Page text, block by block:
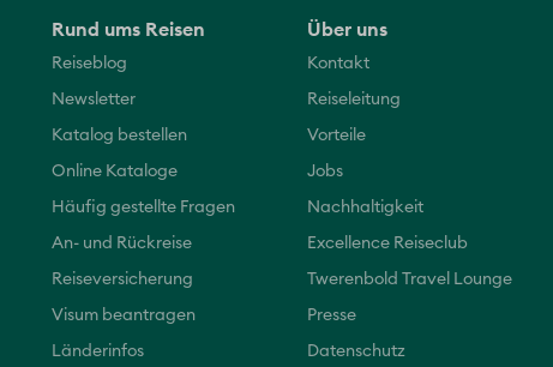
Rund ums Reisen
Reiseblog
Newsletter
Katalog bestellen
Online Kataloge
Häufig gestellte Fragen
An- und Rückreise
Reiseversicherung
Visum beantragen
Länderinfos
Über uns
Kontakt
Reiseleitung
Vorteile
Jobs
Nachhaltigkeit
Excellence Reiseclub
Twerenbold Travel Lounge
Presse
Datenschutz